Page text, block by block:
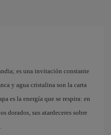
es una invitación constante
y agua cristalina son la carta
es la energía que se respira: en
dorados, sus atardeceres sobre